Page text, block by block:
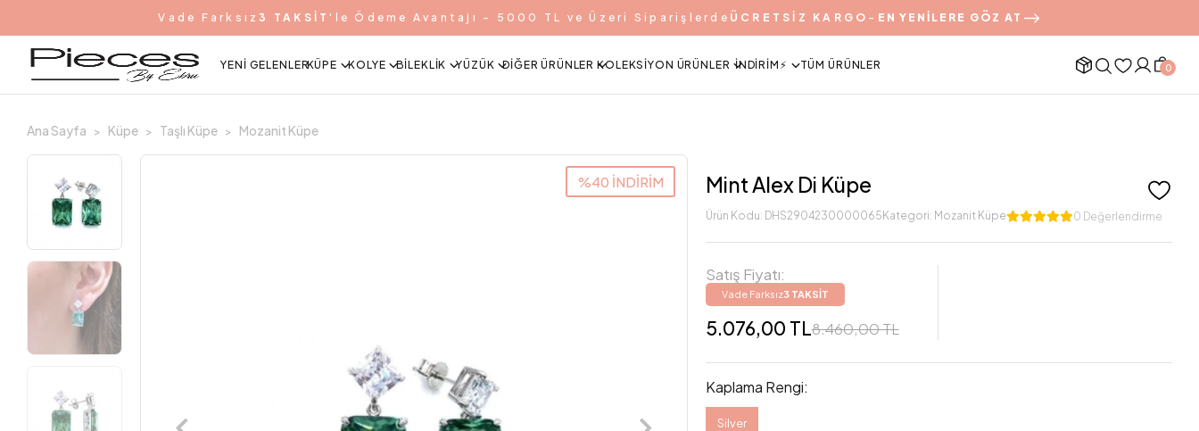
Vade Farksız 3 TAKSİT 'le Ödeme Avantajı - 5000 TL ve Üzeri Siparişlerde ÜCRETSİZ KARGO - EN YENİLERE GÖZ AT
YENI GELENLERKÜPE KOLYE BILEKLIK YÜZÜK DIĞER ÜRÜNLER KOLEKSIYON ÜRÜNLER İNDIRIM⚡️ TÜM ÜRÜNLER 0
Ana Sayfa Küpe Taşlı Küpe Mozanit Küpe
%40 İNDİRİM Mint Alex Di Küpe
Ürün Kodu: DHS2904230000065 Kategori: Mozanit Küpe 0 Değerlendirme
Satış Fiyatı:
Vade Farksız3 TAKSİT
5.076,00 TL8.460,00 TL
Kaplama Rengi:
Silver